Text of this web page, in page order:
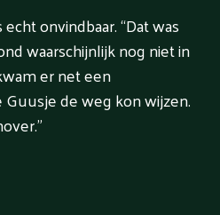
onvindbaar. “Dat was
waarschijnlijk nog niet in
er net een
de weg kon wijzen.